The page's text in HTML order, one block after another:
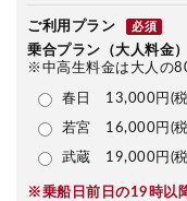
ご利用プラン 必須
乗合プラン（大人料金）
※中高生料金は大人の
春日 13,000円(
若宮 16,000円(
武蔵 19,000円(
※乗船日前日の19時以